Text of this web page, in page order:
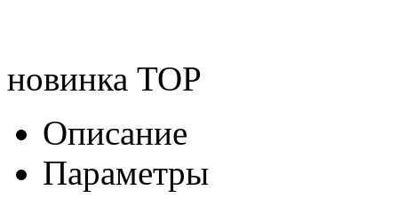
новинка TOP
Описание
Параметры